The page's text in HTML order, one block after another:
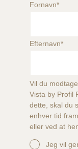
Fornavn*
Efternavn*
Vil du
Vista by Profil
dette, skal du
enhver tid
eller ved at
Jeg vil